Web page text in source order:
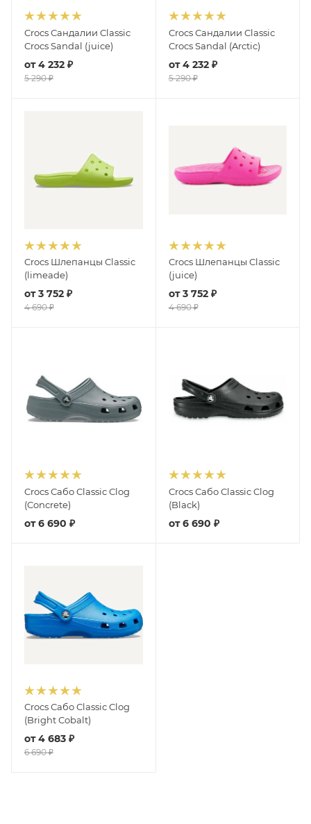
Crocs Сандалии Classic
Crocs Sandal (juice)
от4 232 ₽
5 290 ₽
Crocs Сандалии Classic
Crocs Sandal (Arctic)
от4 232 ₽
5 290 ₽
Crocs Шлепанцы Classic
(limeade)
от3 752 ₽
4 690 ₽
Crocs Шлепанцы Classic
(juice)
от3 752 ₽
4 690 ₽
Crocs Сабо Classic Clog
(Concrete)
от6 690 ₽
Crocs Сабо Classic Clog
(Black)
от6 690 ₽
Crocs Сабо Classic Clog
(Bright Cobalt)
от4 683 ₽
6 690 ₽